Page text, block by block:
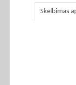
Skelbimas